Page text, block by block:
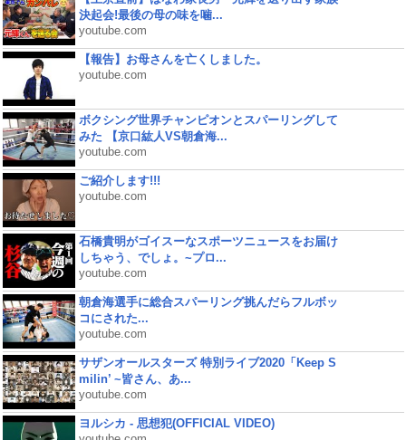
決起会!最後の母の味を噛...
youtube.com
【報告】お母さんを亡くしました。
youtube.com
ボクシング世界チャンピオンとスパーリングして
みた 【京口紘人VS朝倉海...
youtube.com
ご紹介します!!!
youtube.com
石橋貴明がゴイスーなスポーツニュースをお届け
しちゃう、でしょ。~プロ...
youtube.com
朝倉海選手に総合スパーリング挑んだらフルボッ
コにされた...
youtube.com
サザンオールスターズ 特別ライブ2020「Keep S
milin’ ~皆さん、あ...
youtube.com
ヨルシカ - 思想犯(OFFICIAL VIDEO)